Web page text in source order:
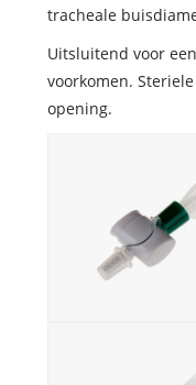
tracheale
Uitsluitend voor
voorkomen.
opening.